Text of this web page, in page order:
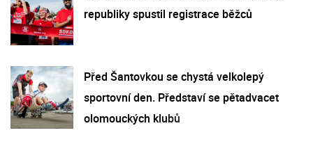
republiky spustil registrace běžců
Před Šantovkou se chystá velkolepý
sportovní den. Představí se pětadvacet
olomouckých klubů